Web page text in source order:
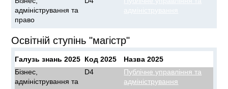
адміністрування та
право
Освітній ступінь "магістр"
Галузь знань 2025 Код 2025
Назва 2025
Бізнес,
адміністрування та
D4
Публічне управління та
адміністрування